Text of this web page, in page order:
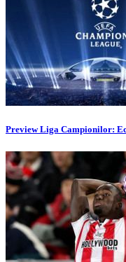
Preview Liga Campionilor: